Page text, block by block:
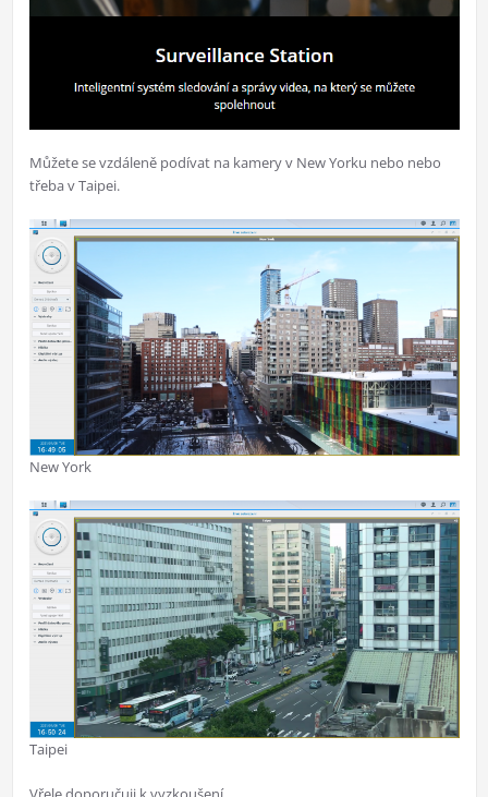
Můžete se vzdáleně podívat na kamery v New Yorku nebo nebo
třeba v Taipei.
New York
Taipei